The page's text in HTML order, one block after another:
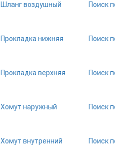
Шланг воздушный Поиск
Прокладка нижняя Поиск
Прокладка верхняя Поиск
Хомут наружный Поиск
Хомут внутренний Поиск